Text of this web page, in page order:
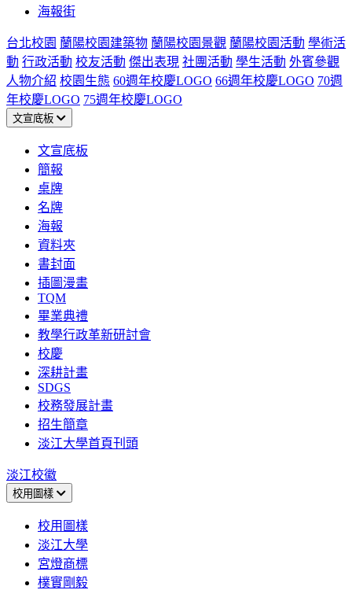
海報街
台北校園 蘭陽校園建築物 蘭陽校園景觀 蘭陽校園活動 學術活
動 行政活動 校友活動 傑出表現 社團活動 學生活動 外賓參觀
人物介紹 校園生態 60週年校慶LOGO 66週年校慶LOGO 70週
年校慶LOGO 75週年校慶LOGO
文宣底板
文宣底板
簡報
桌牌
名牌
海報
資料夾
書封面
插圖漫畫
TQM
畢業典禮
教學行政革新研討會
校慶
深耕計畫
SDGS
校務發展計畫
招生簡章
淡江大學首頁刊頭
淡江校徽
校用圖樣
校用圖樣
淡江大學
宮燈商標
樸實剛毅